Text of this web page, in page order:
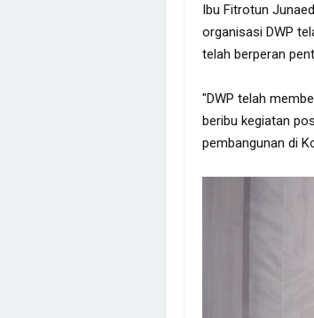
Ibu Fitrotun
organisasi DWP
telah berperan
"DWP telah
beribu kegiatan
pembangunan di